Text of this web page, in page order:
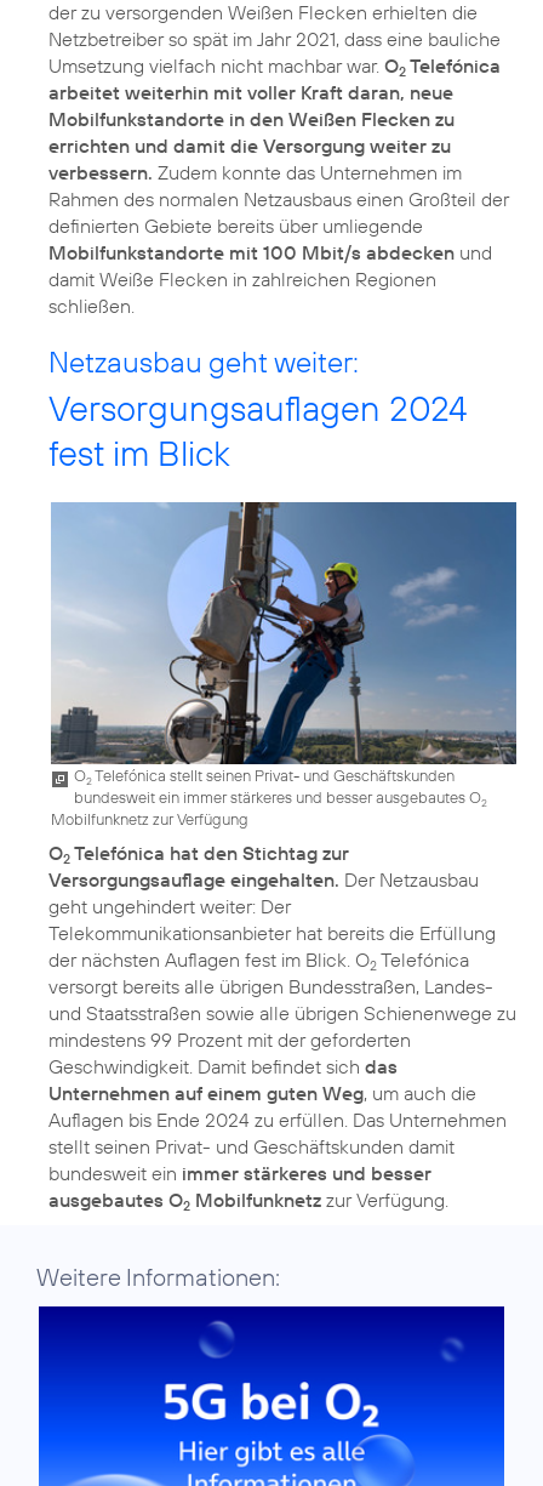
der zu versorgenden Weißen Flecken erhielten die
Netzbetreiber so spät im Jahr 2021, dass eine bauliche
Umsetzung vielfach nicht machbar war. O2 Telefónica
arbeitet weiterhin mit voller Kraft daran, neue
Mobilfunkstandorte in den Weißen Flecken zu
errichten und damit die Versorgung weiter zu
verbessern. Zudem konnte das Unternehmen im
Rahmen des normalen Netzausbaus einen Großteil der
definierten Gebiete bereits über umliegende
Mobilfunkstandorte mit 100 Mbit/s abdecken und
damit Weiße Flecken in zahlreichen Regionen
schließen.
Netzausbau geht weiter:
Versorgungsauflagen 2024
fest im Blick
O2Telefónica stellt seinen Privat- und Geschäftskunden
bundesweit ein immer stärkeres und besser ausgebautes O2
Mobilfunknetz zur Verfügung
O2 Telefónica hat den Stichtag zur
Versorgungsauflage eingehalten. Der Netzausbau
geht ungehindert weiter: Der
Telekommunikationsanbieter hat bereits die Erfüllung
der nächsten Auflagen fest im Blick. O2 Telefónica
versorgt bereits alle übrigen Bundesstraßen, Landes-
und Staatsstraßen sowie alle übrigen Schienenwege zu
mindestens 99 Prozent mit der geforderten
Geschwindigkeit. Damit befindet sich das
Unternehmen auf einem guten Weg, um auch die
Auflagen bis Ende 2024 zu erfüllen. Das Unternehmen
stellt seinen Privat- und Geschäftskunden damit
bundesweit ein immer stärkeres und besser
ausgebautes O2 Mobilfunknetz zur Verfügung.
Weitere Informationen: